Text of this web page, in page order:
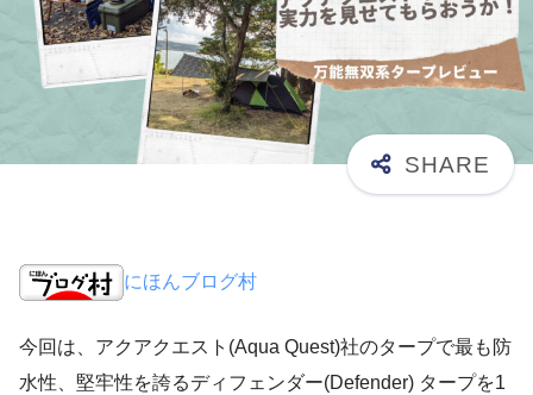
にほんブログ村
今回は、アクアクエスト(Aqua Quest)社のタープで最も防
水性、堅牢性を誇るディフェンダー(Defender) タープを1